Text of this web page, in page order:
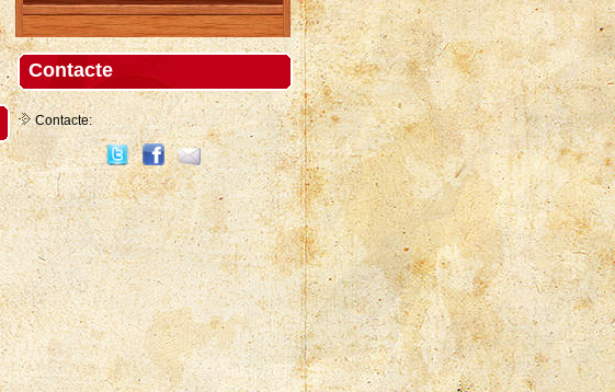
Contacte
Contacte: